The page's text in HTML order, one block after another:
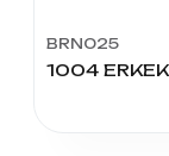
BRN025
1004